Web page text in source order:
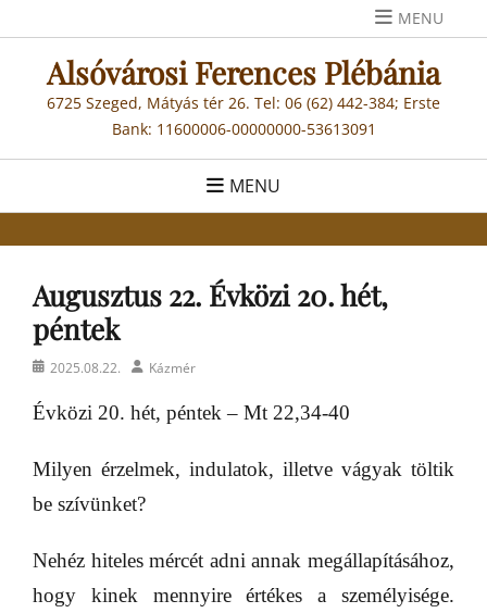
to
content
MENU
Alsóvárosi Ferences Plébánia
6725 Szeged, Mátyás tér 26. Tel: 06 (62) 442-384; Erste
Bank: 11600006-00000000-53613091
MENU
Augusztus 22. Évközi 20. hét,
péntek
Posted2025.08.22. AuthorKázmér
Évközi 20. hét, péntek – Mt 22,34-40
Milyen érzelmek, indulatok, illetve vágyak töltik
be szívünket?
Nehéz hiteles mércét adni annak megállapításához,
hogy kinek mennyire értékes a személyisége.